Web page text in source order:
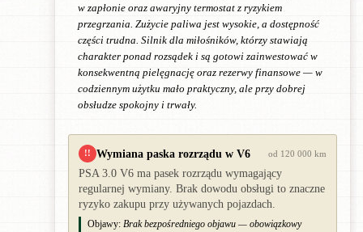
w zapłonie oraz awaryjny termostat z ryzykiem
przegrzania. Zużycie paliwa jest wysokie, a dostępność
części trudna. Silnik dla miłośników, którzy stawiają
charakter ponad rozsądek i są gotowi zainwestować w
konsekwentną pielęgnację oraz rezerwy finansowe — w
codziennym użytku mało praktyczny, ale przy dobrej
obsłudze spokojny i trwały.
!! Wymiana paska rozrządu w V6 od 120 000 km
PSA 3.0 V6 ma pasek rozrządu wymagający
regularnej wymiany. Brak dowodu obsługi to znaczne
ryzyko zakupu przy używanych pojazdach.
Objawy: Brak bezpośredniego objawu — obowiązkowy